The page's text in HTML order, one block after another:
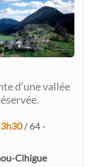
d’une vallée
3h30/ 64 -
Cihigue